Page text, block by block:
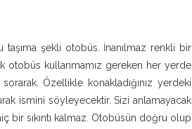
şekli otobüs. İnanılmaz renkli bir
otobüs kullanmamız gereken her yerde
Özellikle konakladığınız yerdeki
ismini söyleyecektir. Sizi anlamayacak
bir sıkıntı kalmaz. Otobüsün doğru olup